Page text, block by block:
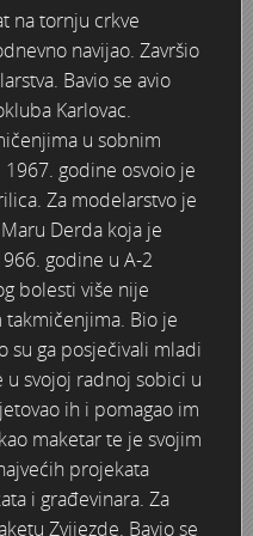
Lisinskog 1929. -
na Baniji
gimnazija - otvorenje škole 19.
u Karlovac 11. travnja 1941.
vojnik 1941.-1945.
u Karlovcu
1944. - Preradovićeva i
1944. godine
- Drug Tito u Karlovcu 1955.
ulicama 1946.
1978. godine
mlijeka 1969.
granica” u Bonnu 1979.
Karlovac-Kragujevac 1973.
28. lipnja 1987.
28. ožujka 1985.
u Karlovcu 1991.
1938. godine
mature
7. listopada 1991.
putovanje Ljubomira
Leš
- Taekwondo
Nataše Jakić
Nazor
Kasun Nahod
- Turanj
— sad se spominjalo
jedne klupe u tri dana
groblje u Karlovcu
na tornju crkve
navijao. Završio
Bavio se avio
Karlovac.
u sobnim
godine osvoio je
Za modelarstvo je
Derda koja je
godine u A-2
bolesti više nije
Bio je
su ga posječivali mladi
svojoj radnoj sobici u
ih i pomagao im
maketar te je svojim
projekata
i građevinara. Za
Zvijezde. Bavio se